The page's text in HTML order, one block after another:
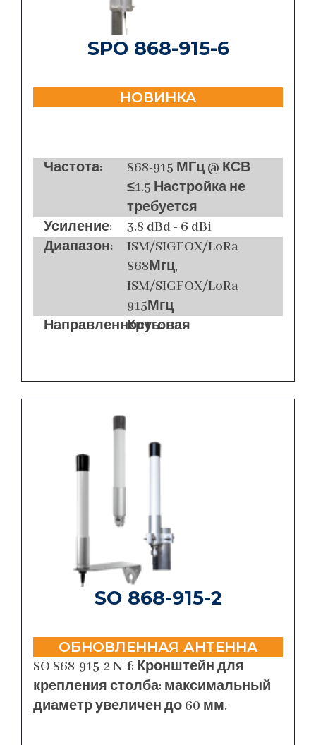
SPO 868-915-6
НОВИНКА
Частота:
868-915 МГц @ КСВ
≤1.5 Настройка не
требуется
Усиление:
3.8 dBd - 6 dBi
Диапазон:
ISM/SIGFOX/LoRa
868Мгц,
ISM/SIGFOX/LoRa
915Мгц
Направленность:
Круговая
SO 868-915-2
ОБНОВЛЕННАЯ АНТЕННА
SO 868-915-2 N-f: Кронштейн для
крепления столба: максимальный
диаметр увеличен до 60 мм.